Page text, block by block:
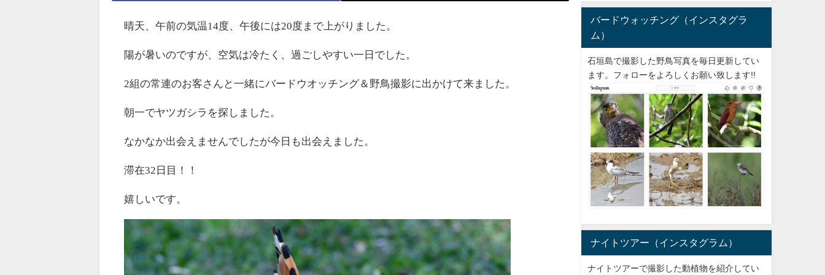
晴天、午前の気温14度、午後には20度まで上がりました。
陽が暑いのですが、空気は冷たく、過ごしやすい一日でした。
2組の常連のお客さんと一緒にバードウオッチング＆野鳥撮影に出かけて来ました。
朝一でヤツガシラを探しました。
なかなか出会えませんでしたが今日も出会えました。
滞在32日目！！
嬉しいです。
バードウォッチング（インスタグラ
ム）
石垣島で撮影した野鳥写真を毎日更新してい
ます。フォローをよろしくお願い致します!!
ナイトツアー（インスタグラム）
ナイトツアーで撮影した動植物を紹介してい